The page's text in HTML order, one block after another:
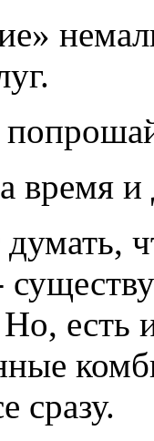
время и
есть
сразу.